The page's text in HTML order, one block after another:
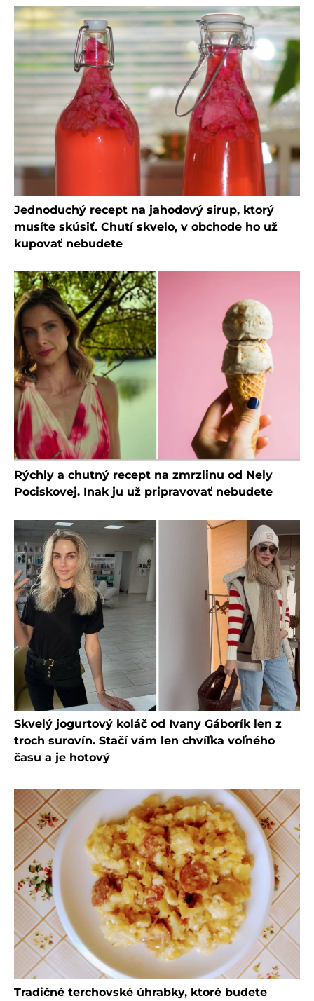
Jednoduchý recept na jahodový sirup, ktorý
musíte skúsiť. Chutí skvelo, v obchode ho už
kupovať nebudete
Rýchly a chutný recept na zmrzlinu od Nely
Pociskovej. Inak ju už pripravovať nebudete
Skvelý jogurtový koláč od Ivany Gáborík len z
troch surovín. Stačí vám len chvíľka voľného
času a je hotový
Tradičné terchovské úhrabky, ktoré budete